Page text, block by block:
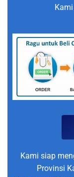
Kami siap
Provinsi